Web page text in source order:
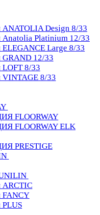
ANATOLIA Design 8/33
Anatolia Platinium 12/33
ELEGANCE Large 8/33
GRAND 12/33
LOFT 8/33
VINTAGE 8/33
FLOORWAY
FLOORWAY ELK
PRESTIGE
ARCTIС
FANCY
PLUS